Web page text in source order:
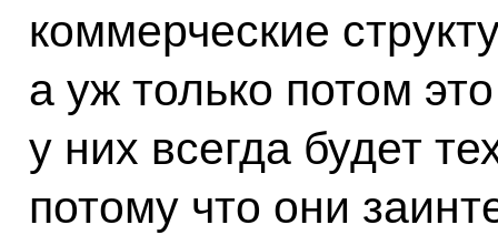
коммерческие
а уж только потом
у них всегда будет
потому что они